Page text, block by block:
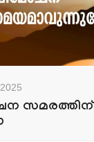
സമരത്തിന്